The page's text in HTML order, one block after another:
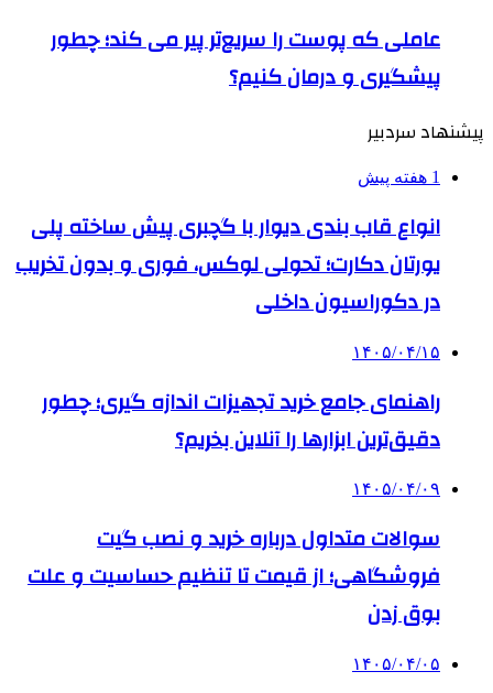
عاملی که پوست را سریع‌تر پیر می کند؛ چطور
پیشگیری و درمان کنیم؟
پیشنهاد سردبیر
1 هفته پیش
انواع قاب بندی دیوار با گچبری پیش ساخته پلی
یورتان دکارت؛ تحولی لوکس، فوری و بدون تخریب
در دکوراسیون داخلی
۱۴۰۵/۰۴/۱۵
راهنمای جامع خرید تجهیزات اندازه گیری؛ چطور
دقیق‌ترین ابزارها را آنلاین بخریم؟
۱۴۰۵/۰۴/۰۹
سوالات متداول درباره خرید و نصب گیت
فروشگاهی؛ از قیمت تا تنظیم حساسیت و علت
بوق زدن
۱۴۰۵/۰۴/۰۵